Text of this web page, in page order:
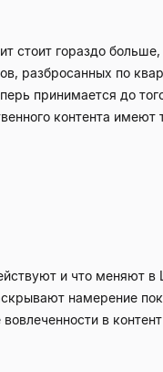
стоит гораздо
разбросанных по
принимается до
контента имеют
и что меняют в
намерение
в